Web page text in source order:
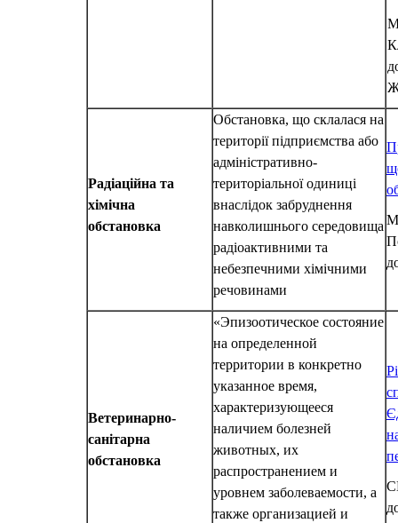
Радіаційна та
хімічна
обстановка
Обстановка, що склалася на
території підприємства або
адміністративно-
територіальної одиниці
внаслідок забруднення
навколишнього середовища
радіоактивними та
небезпечними хімічними
речовинами
Ветеринарно-
санітарна
обстановка
«Эпизоотическое состояние
на определенной
территории в конкретно
указанное время,
характеризующееся
наличием болезней
животных, их
распространением и
уровнем заболеваемости, а
также организацией и